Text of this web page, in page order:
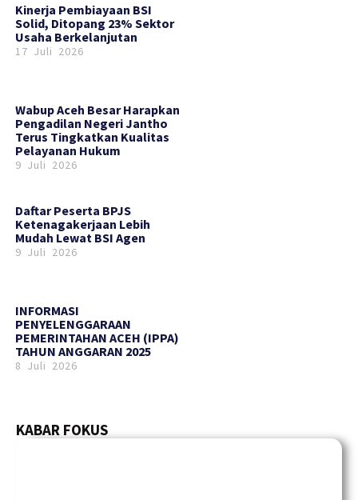
Kinerja Pembiayaan BSI
Solid, Ditopang 23% Sektor
Usaha Berkelanjutan
17 Juli 2026
Wabup Aceh Besar Harapkan
Pengadilan Negeri Jantho
Terus Tingkatkan Kualitas
Pelayanan Hukum
9 Juli 2026
Daftar Peserta BPJS
Ketenagakerjaan Lebih
Mudah Lewat BSI Agen
9 Juli 2026
INFORMASI
PENYELENGGARAAN
PEMERINTAHAN ACEH (IPPA)
TAHUN ANGGARAN 2025
8 Juli 2026
KABAR FOKUS